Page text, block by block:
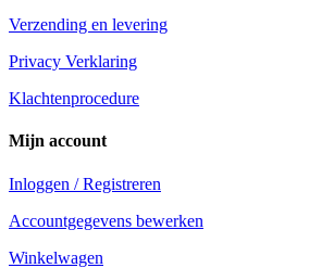
Verzending en levering
Privacy Verklaring
Klachtenprocedure
Mijn account
Inloggen / Registreren
Accountgegevens bewerken
Winkelwagen